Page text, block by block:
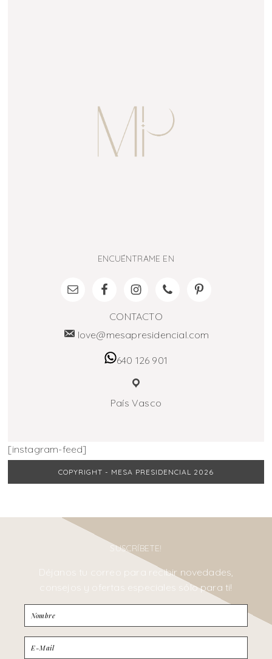
ENCUÉNTRAME EN
CONTACTO
love@mesapresidencial.com
640 126 901
País Vasco
[instagram-feed]
COPYRIGHT - MESA PRESIDENCIAL 2026
SUSCRÍBETE!
Déjanos tu correo para recibir novedades,
consejos y ofertas especiales sólo para ti!